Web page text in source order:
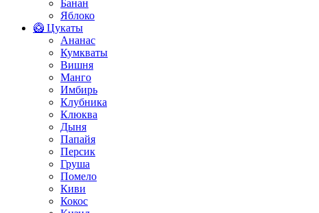
Банан
Яблоко
🥝 Цукаты
Ананас
Кумкваты
Вишня
Манго
Имбирь
Клубника
Клюква
Дыня
Папайя
Персик
Груша
Помело
Киви
Кокос